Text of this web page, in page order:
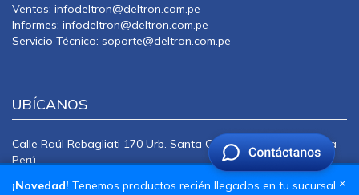
Ventas: infodeltron@deltron.com.pe
Informes: infodeltron@deltron.com.pe
Servicio Técnico: soporte@deltron.com.pe
UBÍCANOS
Calle Raúl Rebagliati 170 Urb. Santa Catalina La Victoria Lima -
Perú
¡Novedad! Tenemos productos recién llegados en tu sucursal.×